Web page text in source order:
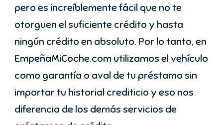
pero es increíblemente fácil que no te
otorguen el suficiente crédito y hasta
ningún crédito en absoluto. Por lo tanto, en
EmpeñaMiCoche.com utilizamos el vehículo
como garantía o aval de tu préstamo sin
importar tu historial crediticio y eso nos
diferencia de los demás servicios de